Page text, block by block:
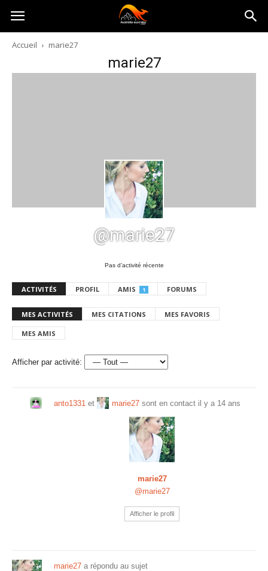
Australia-
australie.com
Accueil marie27
marie27
@marie27
Pas d’activité récente
ACTIVITÉS PROFIL AMIS 1 FORUMS
MES ACTIVITÉS MES CITATIONS MES FAVORIS
MES AMIS
Afficher par activité:
anto1331 et marie27 sont en contact il y a 14 ans
marie27
@marie27
Afficher le profil
marie27 a répondu au sujet